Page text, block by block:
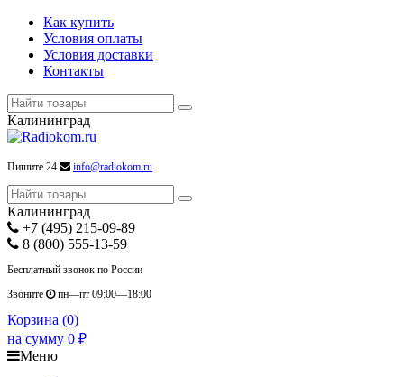
Как купить
Условия оплаты
Условия доставки
Контакты
Калининград
Пишите 24 info@radiokom.ru
Калининград
+7 (495) 215-09-89
8 (800) 555-13-59
Бесплатный звонок по России
Звоните
пн—пт 09:00—18:00
Корзина (0)
на сумму 0 ₽
Меню